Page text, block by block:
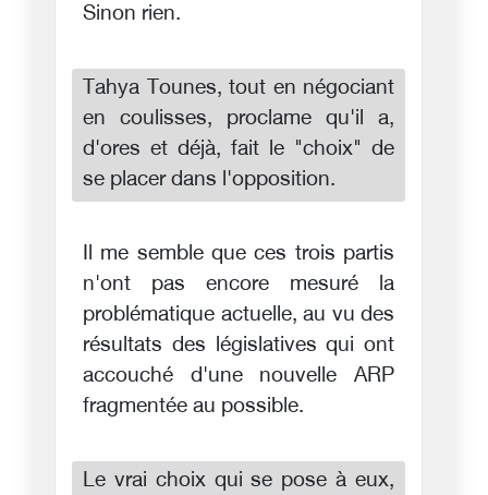
Sinon rien.
Tahya Tounes, tout en négociant
en coulisses, proclame qu'il a,
d'ores et déjà, fait le "choix" de
se placer dans l'opposition.
Il me semble que ces trois partis
n'ont pas encore mesuré la
problématique actuelle, au vu des
résultats des législatives qui ont
accouché d'une nouvelle ARP
fragmentée au possible.
Le vrai choix qui se pose à eux,